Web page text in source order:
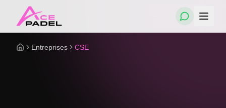
Accueil
Entreprises CSE